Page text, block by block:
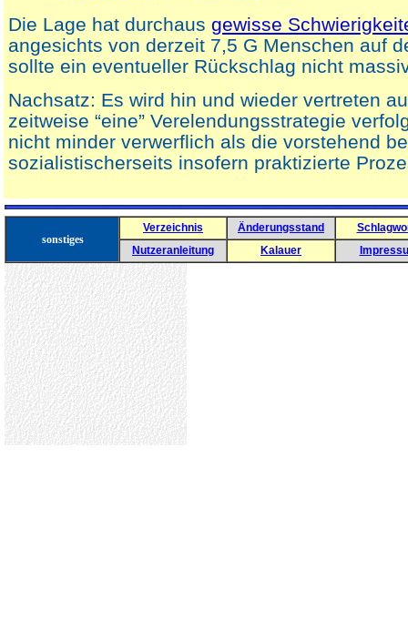
Die Lage hat durchaus gewisse
angesichts von derzeit 7,5 G Menschen auf
sollte ein eventueller Rückschlag nicht
Nachsatz: Es wird hin und wieder vertreten
zeitweise “eine” Verelendungsstrategie
nicht minder verwerflich als die vorstehend
sozialistischerseits insofern praktizierte
sonstiges
Verzeichnis Änderungsstand
Nutzeranleitung
Kalauer